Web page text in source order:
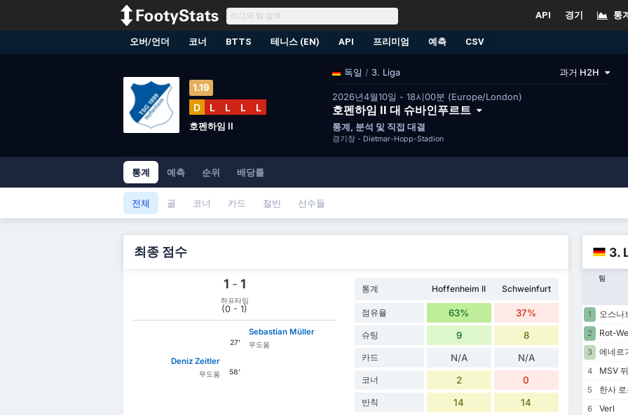
통
경기
API
오버/언더 코너 BTTS 테니스 (EN) API 프리미엄 예측 CSV
독일 / 3. Liga 과거 H2H
2026년4월10일 - 18시00분 (Europe/London)
호펜하임 II 대 슈바인푸르트
통계, 분석 및 직접 대결
경기장 - Dietmar-Hopp-Stadion
1.19
D L L L L
호펜하임 II
통계 예측 순위 배당률
전체 골 코너 카드 절반 선수들
최종 점수
1 - 1
하프타임
(0 - 1)
27'
Sebastian Müller
무도움
Deniz Zeitler
무도움 58'
통계 Hoffenheim II Schweinfurt
점유율 63% 37%
슈팅 9 8
카드 N/A N/A
코너 2 0
반칙 14 14
3.
팀
1 오스나
2 Rot-
3 에네르
4 MSV
5 한사
6 Verl